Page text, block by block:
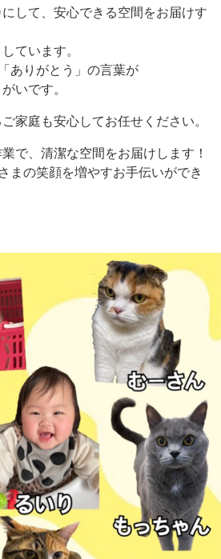
にして、安心できる空間をお届けす
ています。
ありがとう」の言葉が
いです。
家庭も安心してお任せください。
で、清潔な空間をお届けします！
まの笑顔を増やすお手伝いができ